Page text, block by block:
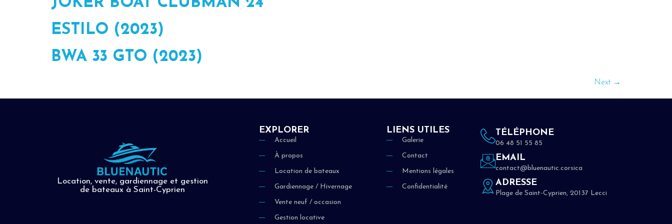
ESTILO (2023)
BWA 33 GTO (2023)
Next →
Location, vente, gardiennage et gestion
de bateaux à Saint-Cyprien
EXPLORER
Accueil
À propos
Location de bateaux
Gardiennage / Hivernage
Vente neuf / occasion
Gestion locative
LIENS UTILES
Galerie
Contact
Mentions légales
Confidentialité
TÉLÉPHONE
06 48 51 55 85
EMAIL
contact@bluenautic.corsica
ADRESSE
Plage de Saint-Cyprien, 20137 Lecci